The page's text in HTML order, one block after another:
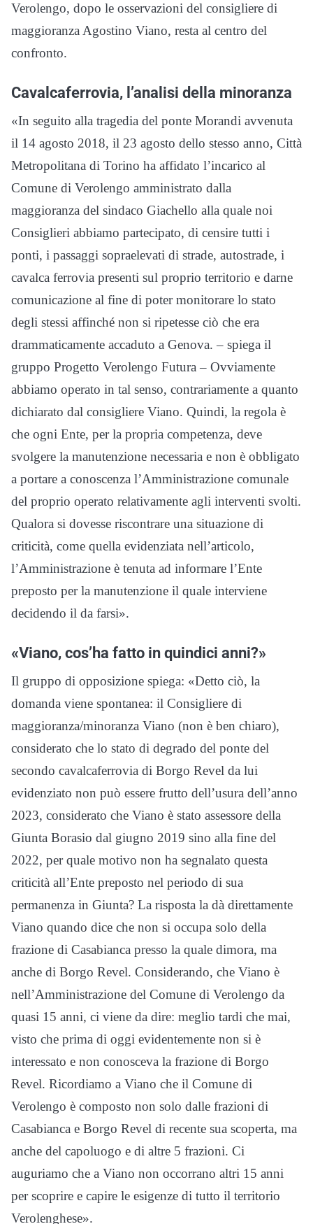
Verolengo, dopo le osservazioni del consigliere di
maggioranza Agostino Viano, resta al centro del
confronto.
Cavalcaferrovia, l’analisi della minoranza
«In seguito alla tragedia del ponte Morandi avvenuta
il 14 agosto 2018, il 23 agosto dello stesso anno, Città
Metropolitana di Torino ha affidato l’incarico al
Comune di Verolengo amministrato dalla
maggioranza del sindaco Giachello alla quale noi
Consiglieri abbiamo partecipato, di censire tutti i
ponti, i passaggi sopraelevati di strade, autostrade, i
cavalca ferrovia presenti sul proprio territorio e darne
comunicazione al fine di poter monitorare lo stato
degli stessi affinché non si ripetesse ciò che era
drammaticamente accaduto a Genova. – spiega il
gruppo Progetto Verolengo Futura – Ovviamente
abbiamo operato in tal senso, contrariamente a quanto
dichiarato dal consigliere Viano. Quindi, la regola è
che ogni Ente, per la propria competenza, deve
svolgere la manutenzione necessaria e non è obbligato
a portare a conoscenza l’Amministrazione comunale
del proprio operato relativamente agli interventi svolti.
Qualora si dovesse riscontrare una situazione di
criticità, come quella evidenziata nell’articolo,
l’Amministrazione è tenuta ad informare l’Ente
preposto per la manutenzione il quale interviene
decidendo il da farsi».
«Viano, cos’ha fatto in quindici anni?»
Il gruppo di opposizione spiega: «Detto ciò, la
domanda viene spontanea: il Consigliere di
maggioranza/minoranza Viano (non è ben chiaro),
considerato che lo stato di degrado del ponte del
secondo cavalcaferrovia di Borgo Revel da lui
evidenziato non può essere frutto dell’usura dell’anno
2023, considerato che Viano è stato assessore della
Giunta Borasio dal giugno 2019 sino alla fine del
2022, per quale motivo non ha segnalato questa
criticità all’Ente preposto nel periodo di sua
permanenza in Giunta? La risposta la dà direttamente
Viano quando dice che non si occupa solo della
frazione di Casabianca presso la quale dimora, ma
anche di Borgo Revel. Considerando, che Viano è
nell’Amministrazione del Comune di Verolengo da
quasi 15 anni, ci viene da dire: meglio tardi che mai,
visto che prima di oggi evidentemente non si è
interessato e non conosceva la frazione di Borgo
Revel. Ricordiamo a Viano che il Comune di
Verolengo è composto non solo dalle frazioni di
Casabianca e Borgo Revel di recente sua scoperta, ma
anche del capoluogo e di altre 5 frazioni. Ci
auguriamo che a Viano non occorrano altri 15 anni
per scoprire e capire le esigenze di tutto il territorio
Verolenghese».